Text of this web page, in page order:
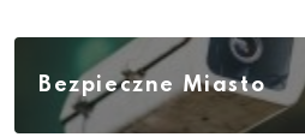
Bezpieczne Miasto